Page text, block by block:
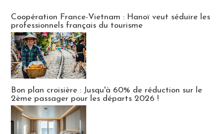
Coopération France-Vietnam : Hanoï veut séduire les
professionnels français du tourisme
Bon plan croisière : Jusqu'à 60% de réduction sur le
2ème passager pour les départs 2026 !